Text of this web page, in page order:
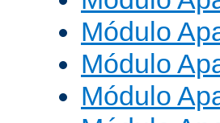
Módulo
Módulo
Módulo